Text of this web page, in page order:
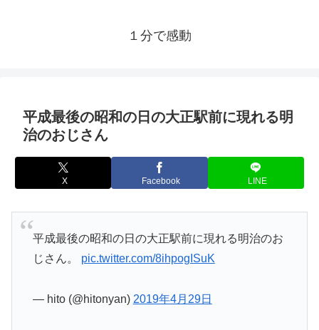
１分で感動
平成最後の昭和の日の大正駅前に現れる明
治のおじさん
X Facebook LINE
平成最後の昭和の日の大正駅前に現れる明治のお
じさん。 pic.twitter.com/8ihpogISuK
— hito (@hitonyan) 2019年4月29日